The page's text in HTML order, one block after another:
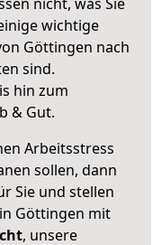
wichtige
Göttingen nach
sind.
hin zum
& Gut.
Arbeitsstress
sollen, dann
Sie und stellen
in Göttingen mit
, unsere